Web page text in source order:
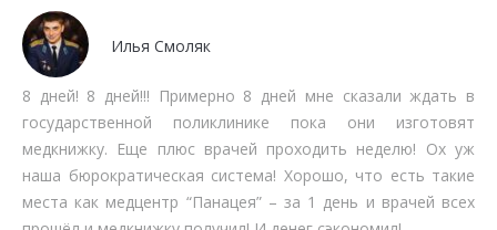
Мочалов Дмитрий
Мне как бизнесмену нет времени тратить на стояние в
очередях. Работают быстро, качественно, вменяемо по
срокам прохождения. Рекомендую.